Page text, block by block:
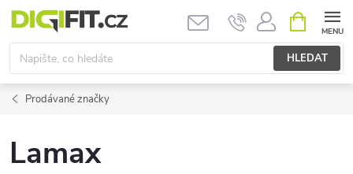
Přejít
obsah
HLEDAT
NÁKUPNÍ
KOŠÍK
Prodávané značky
Lamax